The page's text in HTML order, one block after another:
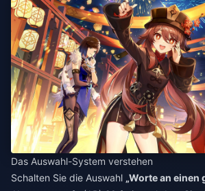
Das Auswahl-System verstehen
Schalten Sie die Auswahl „Worte an einen